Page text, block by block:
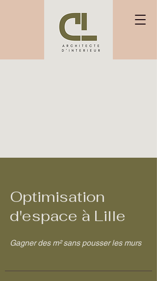
Optimisation
d'espace à Lille
Gagner des m² sans pousser les murs